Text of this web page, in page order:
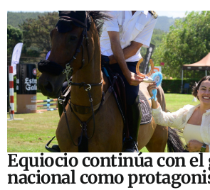
Equiocio continúa con el
nacional como